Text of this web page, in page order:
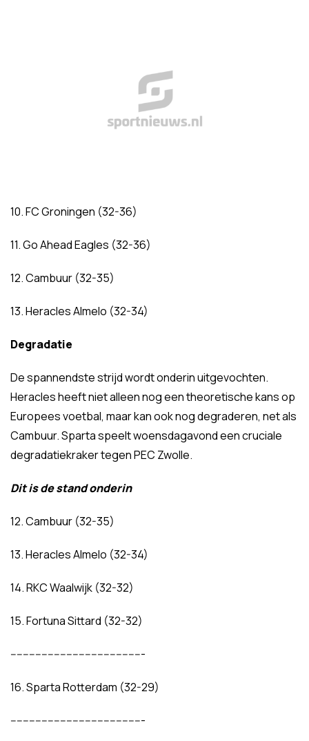
10. FC Groningen (32-36)
11. Go Ahead Eagles (32-36)
12. Cambuur (32-35)
13. Heracles Almelo (32-34)
Degradatie
De spannendste strijd wordt onderin uitgevochten.
Heracles heeft niet alleen nog een theoretische kans op
Europees voetbal, maar kan ook nog degraderen, net als
Cambuur. Sparta speelt woensdagavond een cruciale
degradatiekraker tegen PEC Zwolle.
Dit is de stand onderin
12. Cambuur (32-35)
13. Heracles Almelo (32-34)
14. RKC Waalwijk (32-32)
15. Fortuna Sittard (32-32)
-------------------------------------------
16. Sparta Rotterdam (32-29)
-------------------------------------------